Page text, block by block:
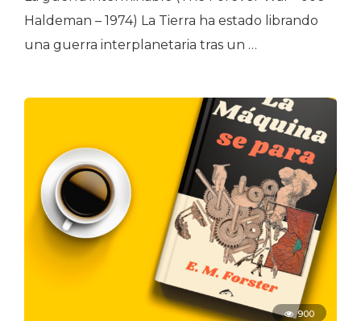
Haldeman – 1974) La Tierra ha estado librando
una guerra interplanetaria tras un …
900